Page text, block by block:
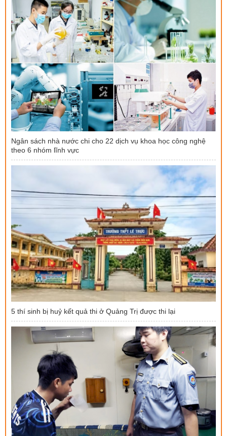
Ngân sách nhà nước chi cho 22 dịch vụ khoa học công nghệ
theo 6 nhóm lĩnh vực
5 thí sinh bị huỷ kết quả thi ở Quảng Trị được thi lại